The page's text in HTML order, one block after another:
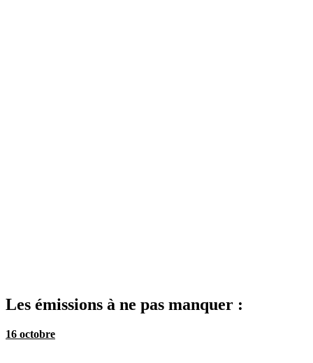
Les émissions à ne pas manquer :
16 octobre